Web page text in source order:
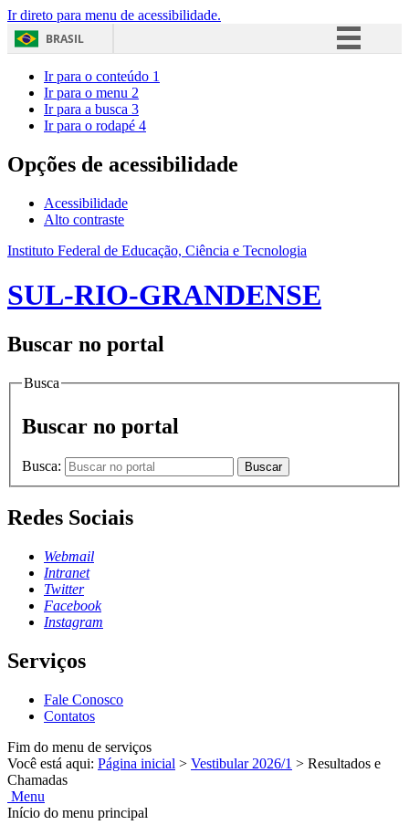
Ir direto para menu de acessibilidade.
BRASIL
Acesso à informação
Ir para o conteúdo 1
Ir para o menu 2
Ir para a busca 3
Ir para o rodapé 4
Opções de acessibilidade
Acessibilidade
Alto contraste
Instituto Federal de Educação, Ciência e Tecnologia
SUL-RIO-GRANDENSE
Buscar no portal
Busca
Buscar no portal
Busca: Buscar
Redes Sociais
Webmail
Intranet
Twitter
Facebook
Instagram
Serviços
Fale Conosco
Contatos
Fim do menu de serviços
Você está aqui: Página inicial > Vestibular 2026/1 > Resultados e
Chamadas
Menu
Início do menu principal